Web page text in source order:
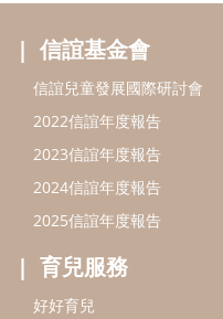
好孕袋
分齡育兒電子報
線上教養諮詢
出版服務
信誼基金出版社
閱讀推廣
Bookstart閱讀起步走